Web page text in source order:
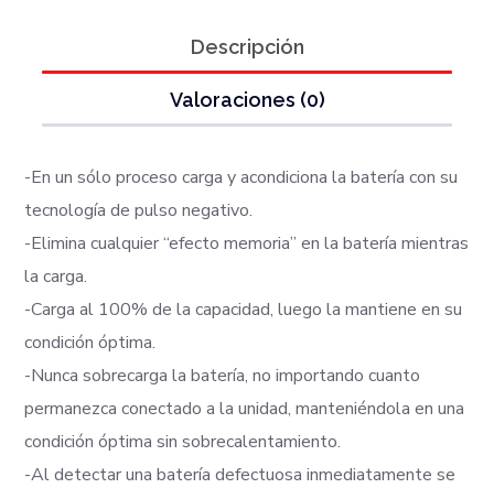
Descripción
Valoraciones (0)
-En un sólo proceso carga y acondiciona la batería con su
tecnología de pulso negativo.
-Elimina cualquier “efecto memoria” en la batería mientras
la carga.
-Carga al 100% de la capacidad, luego la mantiene en su
condición óptima.
-Nunca sobrecarga la batería, no importando cuanto
permanezca conectado a la unidad, manteniéndola en una
condición óptima sin sobrecalentamiento.
-Al detectar una batería defectuosa inmediatamente se